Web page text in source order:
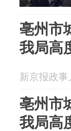
亳州市
我局高
新京报政
亳州市
我局高